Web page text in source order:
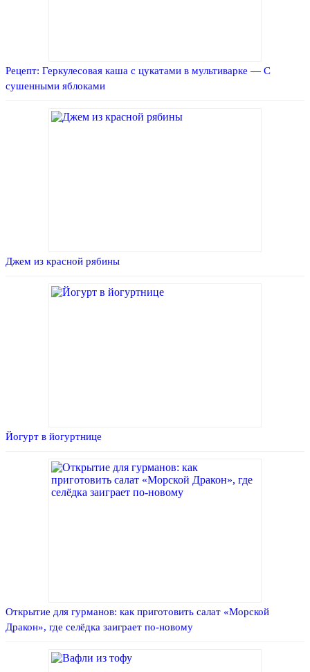
Рецепт: Геркулесовая каша с цукатами в мультиварке — С
сушенными яблоками
Джем из красной рябины
Йогурт в йогуртнице
Открытие для гурманов: как приготовить салат «Морской
Дракон», где селёдка заиграет по-новому